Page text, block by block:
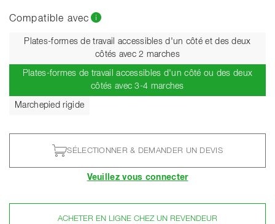
Compatible avec
Plates-formes de travail accessibles d'un côté et des deux
côtés avec 2 marches
Plates-formes de travail accessibles d'un côté ou des deux
côtés avec 3-4 marchesActuel
Marchepied rigide
SÉLECTIONNER & DEMANDER UN DEVIS
Veuillez vous connecter
ACHETER EN LIGNE CHEZ UN REVENDEUR